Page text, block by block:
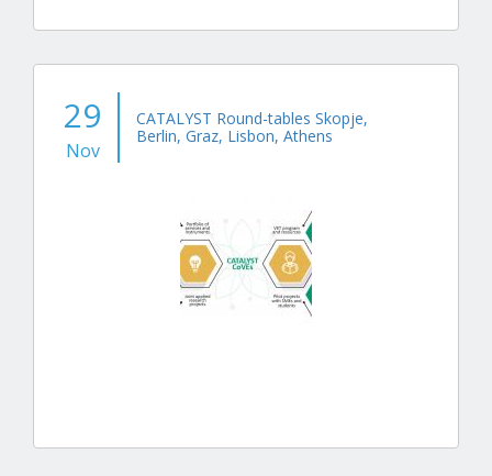
29
Nov
CATALYST Round-tables Skopje,
Berlin, Graz, Lisbon, Athens